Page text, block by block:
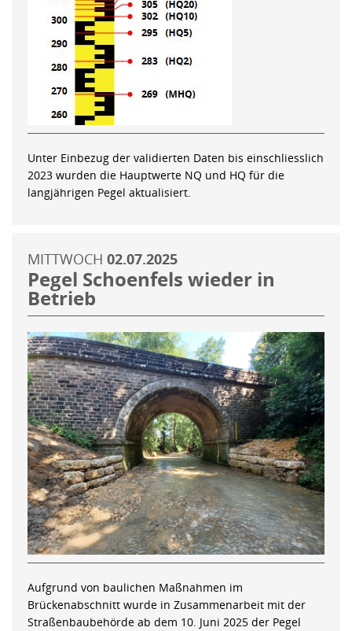
Unter Einbezug der validierten Daten bis einschliesslich
2023 wurden die Hauptwerte NQ und HQ für die
langjährigen Pegel aktualisiert.
MITTWOCH 02.07.2025
Pegel Schoenfels wieder in
Betrieb
Aufgrund von baulichen Maßnahmen im
Brückenabschnitt wurde in Zusammenarbeit mit der
Straßenbaubehörde ab dem 10. Juni 2025 der Pegel